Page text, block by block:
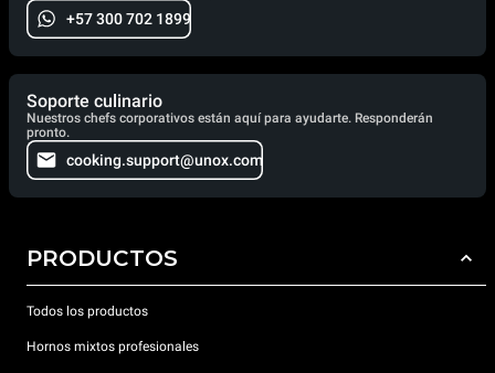
+57 300 702 1899
Soporte culinario
Nuestros chefs corporativos están aquí para ayudarte. Responderán
pronto.
cooking.support@unox.com
PRODUCTOS
Todos los productos
Hornos mixtos profesionales